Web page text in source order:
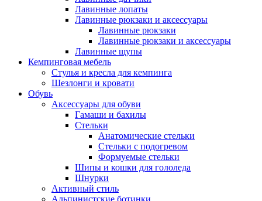
Лавинные лопаты
Лавинные рюкзаки и аксессуары
Лавинные рюкзаки
Лавинные рюкзаки и аксессуары
Лавинные щупы
Кемпинговая мебель
Стулья и кресла для кемпинга
Шезлонги и кровати
Обувь
Аксессуары для обуви
Гамаши и бахилы
Стельки
Анатомические стельки
Стельки с подогревом
Формуемые стельки
Шипы и кошки для гололеда
Шнурки
Активный стиль
Альпинистские ботинки